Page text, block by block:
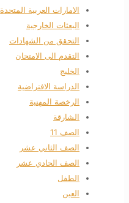
الامارات العربية المتحدة
البعثات الخارجية
التحقق من الشهادات
التقدم الى الامتحان
الخليج
الدراسة الافتراضية
الرخصة المهنية
الشارقة
الصف 11
الصف الثاني عشر
الصف الحادي عشر
الطفل
العين